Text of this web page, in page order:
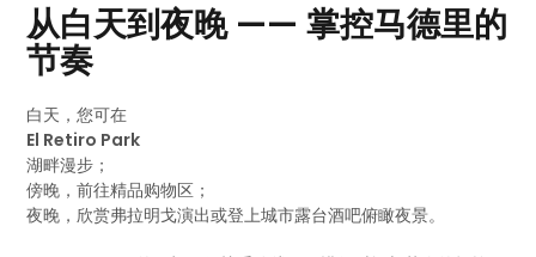
从白天到夜晚 —— 掌控马德里的
节奏
白天，您可在
El Retiro Park
湖畔漫步；
傍晚，前往精品购物区；
夜晚，欣赏弗拉明戈演出或登上城市露台酒吧俯瞰夜景。